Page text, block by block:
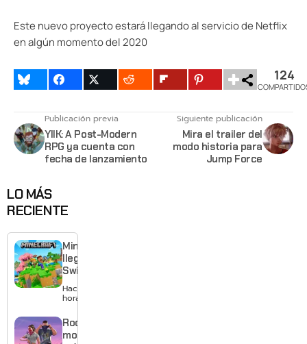
Este nuevo proyecto estará llegando al servicio de Netflix
en algún momento del 2020
124
Publicación previa
YIIK: A Post-Modern
RPG ya cuenta con
fecha de lanzamiento
Siguiente publicación
Mira el trailer del
modo historia para
Jump Force
LO MÁS
RECIENTE
Minecraft
llega a
Switch 2
con
mejores
y mucho
Mario
Hace 2
horas
Rockstar
mostrará